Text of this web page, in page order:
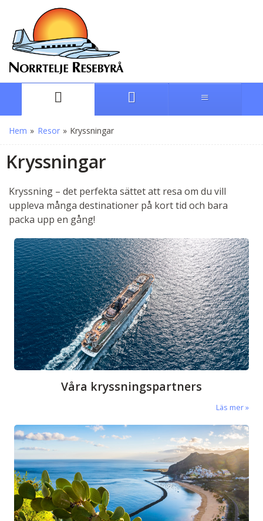
Hem » Resor » Kryssningar
Kryssningar
Kryssning – det perfekta sättet att resa om du vill
uppleva många destinationer på kort tid och bara
packa upp en gång!
Våra kryssningspartners
Läs mer